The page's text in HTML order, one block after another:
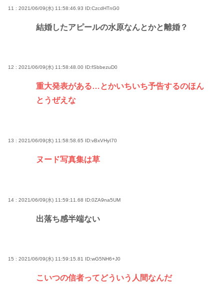
11 : 2021/06/09(水) 11:58:46.93 ID:CzcdHTnG0
結婚したアピールの水原なんとかと離婚？
12 : 2021/06/09(水) 11:58:48.00 ID:fSbbezuD0
重大発表がある…とかいちいち予告するのほん
とうぜえな
13 : 2021/06/09(水) 11:58:58.65 ID:vBxVHyI70
ヌード写真集は草
14 : 2021/06/09(水) 11:59:11.68 ID:0ZA9na5UM
出落ち感半端ない
15 : 2021/06/09(水) 11:59:15.81 ID:wG5NH6+J0
こいつの信者ってどういう人間なんだ